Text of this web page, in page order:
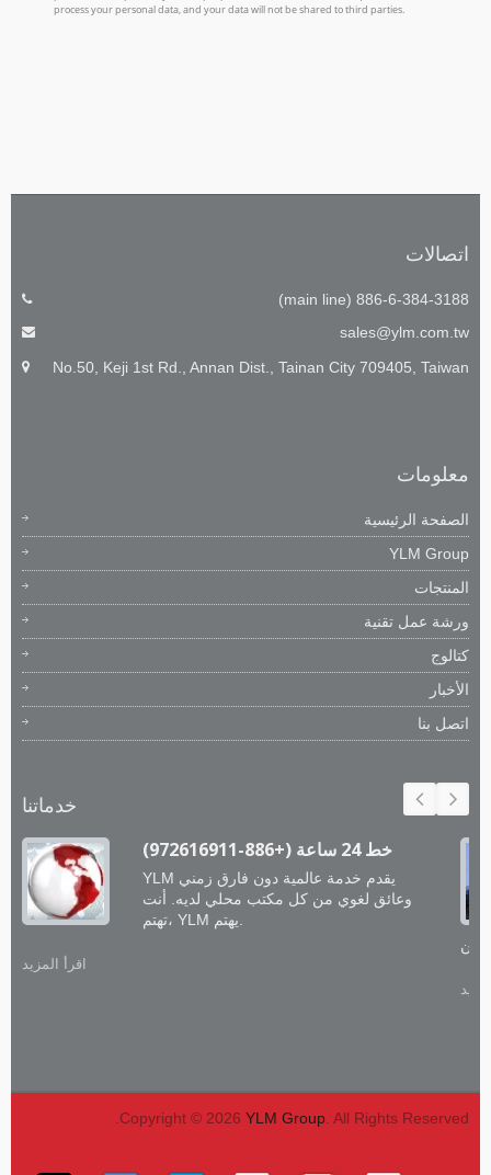
اتصالات
886-6-384-3188 (main line)
sales@ylm.com.tw
No.50, Keji 1st Rd., Annan Dist., Tainan City 709405, Taiwan
معلومات
الصفحة الرئيسية
YLM Group
المنتجات
ورشة عمل تقنية
كتالوج
الأخبار
اتصل بنا
خدماتنا
خط 24 ساعة (+886-972616911)
YLM يقدم خدمة عالمية دون فارق زمني
وعائق لغوي من كل مكتب محلي لديه. أنت
اقرأ المزيد
Copyright © 2026 YLM Group . All Rights Reserved.